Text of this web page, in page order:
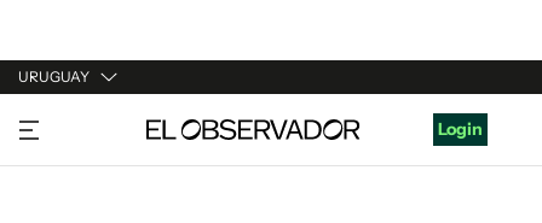
URUGUAY
URUGUAY
ARGENTINA
Login